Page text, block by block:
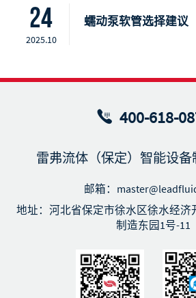
24
2025.10
蠕动泵软管选择建议
400-618-
雷弗流体（保定）智能设备
邮箱：
地址：河北省保定市徐水区徐水经济
制造东园1号-11